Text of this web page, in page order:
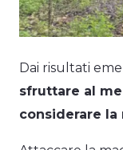
Dai risultati
sfruttare al
considerare la